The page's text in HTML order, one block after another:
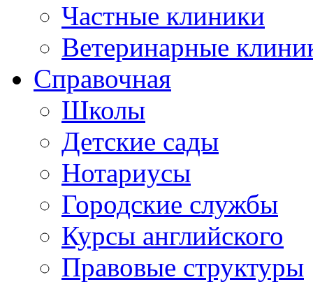
Частные клиники
Ветеринарные
Справочная
Школы
Детские сады
Нотариусы
Городские службы
Курсы английского
Правовые структуры